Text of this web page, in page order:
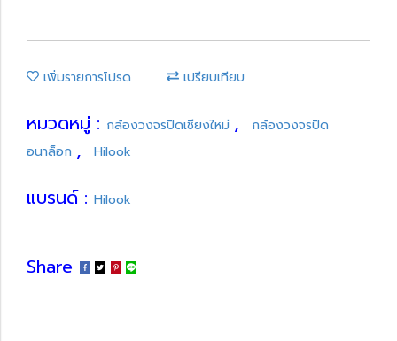
เพิ่มรายการโปรด เปรียบเทียบ
หมวดหมู่ : กล้องวงจรปิดเชียงใหม่ ,
กล้องวงจรปิด
อนาล็อก , Hilook
แบรนด์ : Hilook
Share